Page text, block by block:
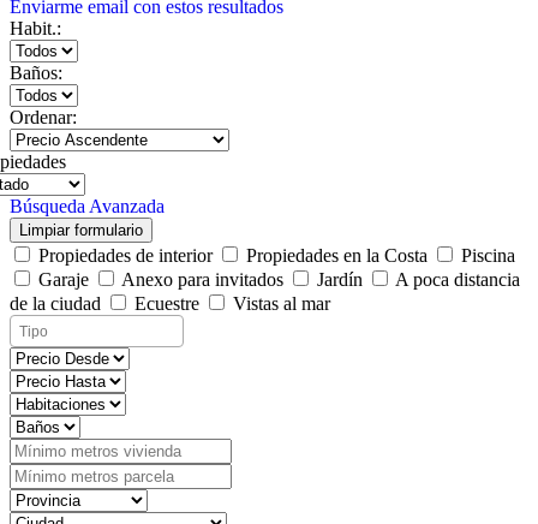
Enviarme email con estos resultados
Habit.:
Baños:
Ordenar:
Búsqueda Avanzada
Limpiar formulario
Propiedades de interior Propiedades en la Costa
Piscina
Garaje
Anexo para invitados Jardín
A poca distancia
de la ciudad
Ecuestre Vistas al mar